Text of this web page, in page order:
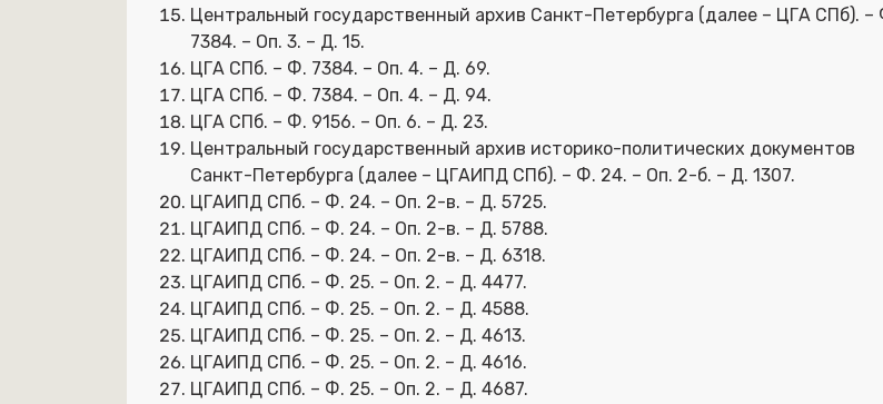
Центральный государственный архив Санкт-Петербурга (далее – ЦГА СПб). –
7384. – Оп. 3. – Д. 15.
ЦГА СПб. – Ф. 7384. – Оп. 4. – Д. 69.
ЦГА СПб. – Ф. 7384. – Оп. 4. – Д. 94.
ЦГА СПб. – Ф. 9156. – Оп. 6. – Д. 23.
Центральный государственный архив историко-политических документов
Санкт-Петербурга (далее – ЦГАИПД СПб). – Ф. 24. – Оп. 2-б. – Д. 1307.
ЦГАИПД СПб. – Ф. 24. – Оп. 2-в. – Д. 5725.
ЦГАИПД СПб. – Ф. 24. – Оп. 2-в. – Д. 5788.
ЦГАИПД СПб. – Ф. 24. – Оп. 2-в. – Д. 6318.
ЦГАИПД СПб. – Ф. 25. – Оп. 2. – Д. 4477.
ЦГАИПД СПб. – Ф. 25. – Оп. 2. – Д. 4588.
ЦГАИПД СПб. – Ф. 25. – Оп. 2. – Д. 4613.
ЦГАИПД СПб. – Ф. 25. – Оп. 2. – Д. 4616.
ЦГАИПД СПб. – Ф. 25. – Оп. 2. – Д. 4687.